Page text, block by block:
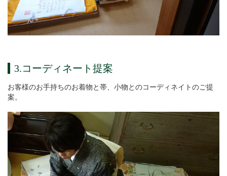
3.コーディネート提案
お客様のお手持ちのお着物と帯、小物とのコーディネイトのご提
案。